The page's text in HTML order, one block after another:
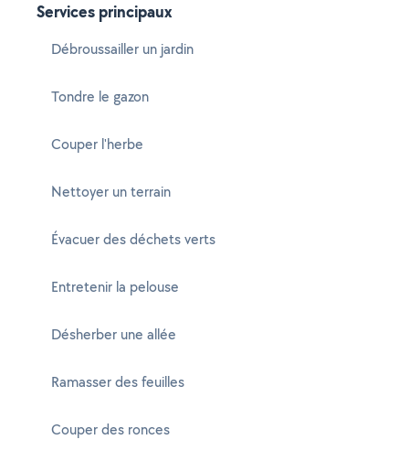
Services principaux
Débroussailler un jardin
Tondre le gazon
Couper l'herbe
Nettoyer un terrain
Évacuer des déchets verts
Entretenir la pelouse
Désherber une allée
Ramasser des feuilles
Couper des ronces